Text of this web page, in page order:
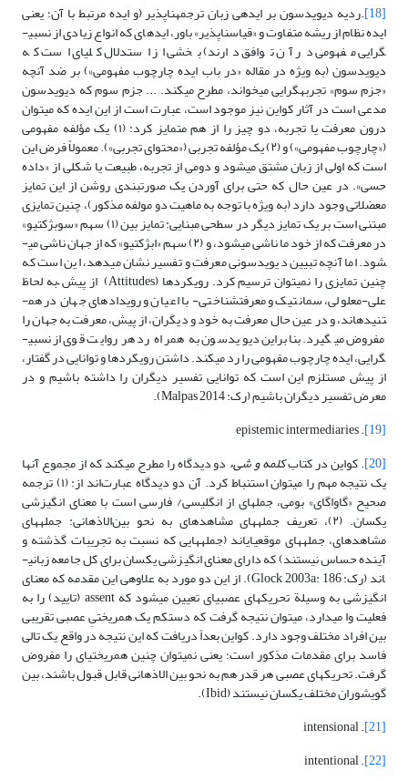
[18]
.ردیه دیویدسون بر ایده­ی زبان ترجمه­ناپذیر (و ایده مرتبط با آن؛ یعنی
ایده نظام از ریشه متفاوت و «قیاس­ناپذیر» باور، ایده­ای که انواع زیادی از نسبی­
گرایی مفهومی در آن توافق دارند) بخشی از استدلال کلی­ای است که
دیویدسون (به ویژه در مقاله «در باب ایده چارچوب مفهومی») بر ضد آنچه
«جزم سوم» تجربه­گرایی می­خواند، مطرح می­کند. ... جزم سوم که دیویدسون
مدعی است در آثار کواین نیز موجود است، عبارت است از این ایده که می­توان
درون معرفت یا تجربه، دو چیز را از هم متمایز کرد: (١) یک مؤلفه مفهومی
(«چارچوب مفهومی») و (٢) یک مؤلفه تجربی («محتوای تجربی»). معمولاً فرض این
است که اولی از زبان مشتق می­شود و دومی از تجربه، طبیعت یا شکلی از «داده
حسی». در عین حال که حتی برای آوردن یک صورت­بندی روشن از این تمایز
معضلاتی وجود دارد (به ویژه با توجه به ماهیت دو مولفه مذکور)، چنین تمایزی
مبتنی است بر یک تمایز دیگر در سطحی مبنایی: تمایز بین (١) سهم «سوبژکتیو»
در معرفت که از خود ما ناشی می­شود، و (٢) سهم «ابژکتیو» که از جهان ناشی می­
شود. اما آنچه تبیین دیویدسونی معرفت و تفسیر نشان می­دهد، این است که
چنین تمایزی را نمی­توان ترسیم کرد. رویکردها (Attitudes) از پیش –به لحاظ
علی-معلولی، سمانتیک و معرفت­شناختی- با اعیان و رویدادهای جهان در هم­
تنیده­اند، و در عین حال معرفت به خود و دیگران، از پیش، معرفت به جهان را
مفروض می­گیرد. بنابراین دیویدسون به همراه رد هر روایت قوی از نسبی­
گرایی، ایده چارچوب مفهومی را رد می­کند. داشتن رویکردها و توانایی در گفتار،
از پیش مستلزم این است که توانایی تفسیر دیگران را داشته باشیم و در
معرض تفسیر دیگران باشیم (رک: Malpas 2014).
[19]
. epistemic intermediaries
[20]
. کواین در کتابکلمه و شیء دو دیدگاه را مطرح می­کند که از مجموع آنها
یک نتیجه مهم را می­توان استنباط کرد. آن دو دیدگاه عبارت‌اند از: (١) ترجمه
صحیح «گاواگای» بومی، جمله­ای از انگلیسی/ فارسی است با معنای انگیزشی
یکسان. (٢)، تعریف جمله­های مشاهده­ای به نحو بین‌الاذهانی: جمله­های
مشاهده­ای، جمله­های موقعی­ای­اند (جمله­هایی که نسبت به تجریبات گذشته و
آینده حساس نیستند) که دارای معنای انگیزشی یکسان برای کل جامعه زبانی­
اند (رک: Glock 2003a: 186). از این دو مورد به علاوه­ی این مقدمه که معنای
انگیزشی به وسیلة تحریک­های عصبی­ای تعیین می­شود که assent (تایید) را به
فعلیت وا می­دارد، می­توان نتیجه گرفت که دست­کم یک هم­ریختیِ عصبی تقریبی
بین افراد مختلف وجود دارد. کواین بعداً دریافت که این نتیجه در واقع یک تالی
فاسد برای مقدمات مذکور است؛ یعنی نمی­توان چنین هم­ریختی­ای را مفروض
گرفت. تحریک­های عصبی هر قدر هم به نحو بین الاذهانی قابل قبول باشند، بین
گویشوران مختلف یکسان نیستند (Ibid).
[21]
. intensional
[22]
. intentional